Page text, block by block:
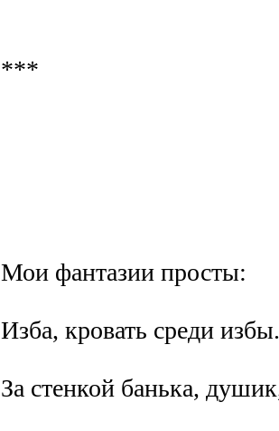
***
Мои фантазии просты:
Изба, кровать среди избы.
За стенкой банька,